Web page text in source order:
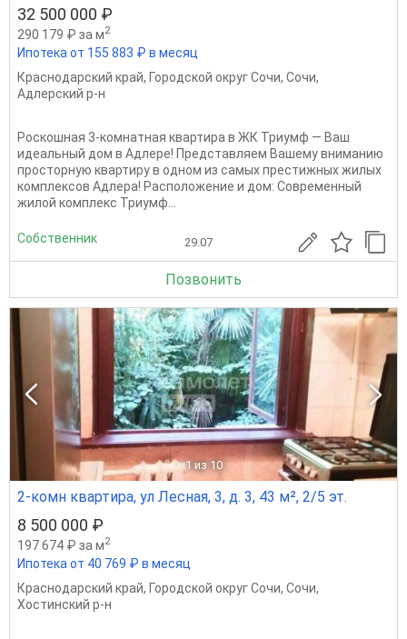
32 500 000 ₽
290 179 ₽ за м2
Ипотека от 155 883 ₽ в месяц
Краснодарский край, Городской округ Сочи, Сочи,
Адлерский р-н
Роскошная 3-комнатная квартира в ЖК Триумф — Ваш
идеальный дом в Адлере! Представляем Вашему вниманию
просторную квартиру в одном из самых престижных жилых
комплексов Адлера! Расположение и дом: Современный
жилой комплекс Триумф...
Собственник 29.07
Позвонить
1 из 10
2-комн квартира, ул Лесная, 3, д. 3, 43 м², 2/5 эт.
8 500 000 ₽
197 674 ₽ за м2
Ипотека от 40 769 ₽ в месяц
Краснодарский край, Городской округ Сочи, Сочи,
Хостинский р-н